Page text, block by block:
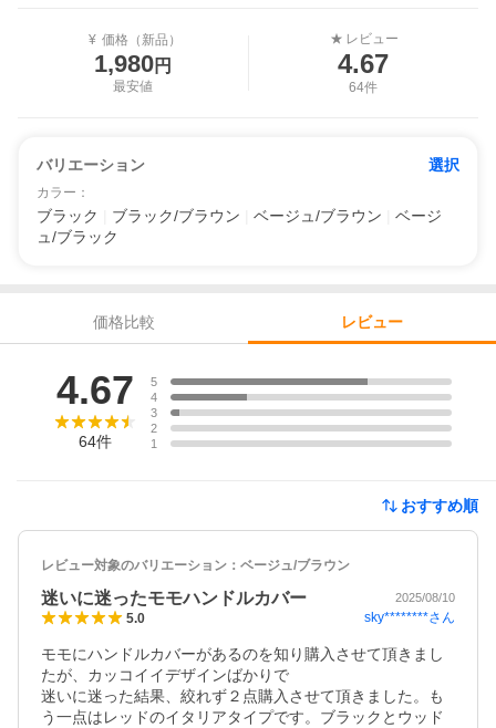
¥ 価格（新品）
1,980円
最安値
★ レビュー
4.67
64件
バリエーション 選択
カラー ：
ブラック ブラック/ブラウン ベージュ/ブラウン
ベージ
ュ/ブラック
価格比較
レビュー
4.67
64件
5
4
3
2
1
おすすめ順
レビュー対象のバリエーション： ベージュ/ブラウン
迷いに迷ったモモハンドルカバー 2025/08/10
5.0 sky********さん
モモにハンドルカバーがあるのを知り購入させて頂きまし
たが、カッコイイデザインばかりで
迷いに迷った結果、絞れず２点購入させて頂きました。も
う一点はレッドのイタリアタイプです。ブラックとウッド